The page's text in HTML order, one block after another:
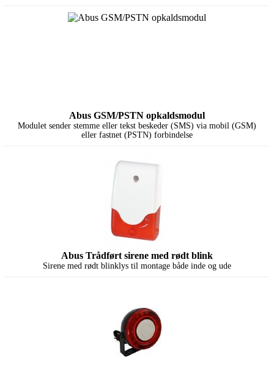
Abus GSM/PSTN opkaldsmodul
Modulet sender stemme eller tekst beskeder (SMS) via mobil (GSM)
eller fastnet (PSTN) forbindelse
Abus Trådført sirene med rødt blink
Sirene med rødt blinklys til montage både inde og ude